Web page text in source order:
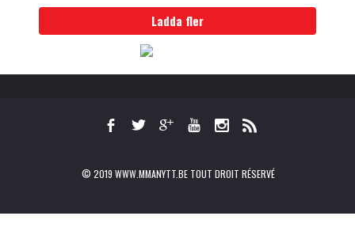
Ladda fler
© 2019 WWW.MMANYTT.BE TOUT DROIT RÉSERVÉ